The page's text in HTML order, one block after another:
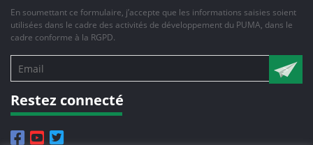
En soumettant ce formulaire, j’accepte que les informations saisies soient
utilisées dans le cadre des activités de développement du PUMA, dans le
cadre conforme à la RGPD.
Restez connecté